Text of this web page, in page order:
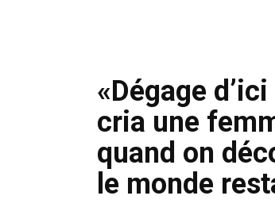
«Dégage
cria une
quand on
le monde